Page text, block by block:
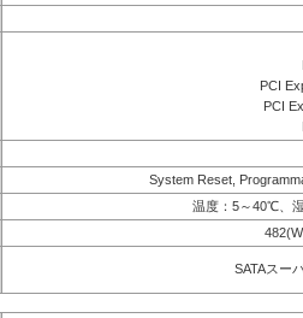
PCI
PCI
System Reset,
温度：5～40℃、
SATAスー